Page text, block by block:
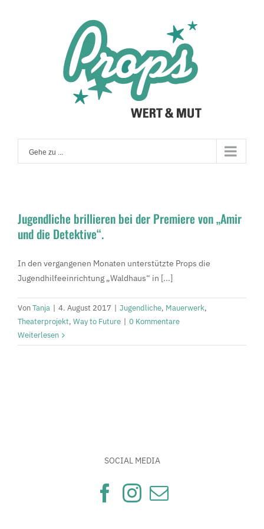
Gehe zu ...
Jugendliche brillieren bei der Premiere von „Amir
und die Detektive“.
In den vergangenen Monaten unterstützte Props die
Jugendhilfeeinrichtung „Waldhaus“ in [...]
VonTanja | 4. August 2017 | Jugendliche, Mauerwerk,
Theaterprojekt, Way to Future | 0 Kommentare
Weiterlesen
SOCIAL MEDIA